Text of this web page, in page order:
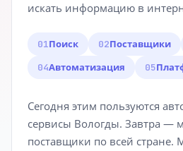
искать информацию в
01Поиск 02Поставщики
04Автоматизация 05
Сегодня этим пользуются
сервисы Вологды. Завтра —
поставщики по всей стране.